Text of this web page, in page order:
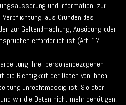
und Information, zur
aus Gründen des
zur Geltendmachung, Ausübung oder
erforderlich ist (Art. 17
Ihrer personenbezogenen
die Richtigkeit der Daten von Ihnen
unrechtmässig ist, Sie aber
wir die Daten nicht mehr benötigen,